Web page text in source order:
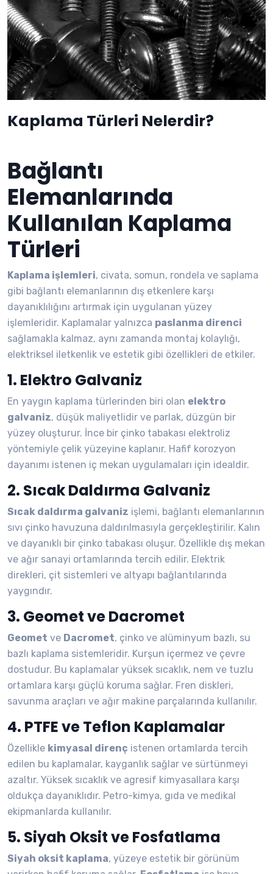
Kaplama Türleri Nelerdir?
Bağlantı
Elemanlarında
Kullanılan Kaplama
Türleri
Kaplama işlemleri, civata, somun, rondela ve saplama
gibi bağlantı elemanlarının dış etkenlere karşı
dayanıklılığını artırmak için uygulanan yüzey
işlemleridir. Kaplamalar yalnızca paslanma direnci
sağlamakla kalmaz, aynı zamanda montaj kolaylığı,
elektriksel iletkenlik ve estetik gibi özellikleri de etkiler.
1. Elektro Galvaniz
En yaygın kaplama türlerinden biri olan elektro
galvaniz, düşük maliyetlidir ve parlak, düzgün bir
yüzey oluşturur. İnce bir çinko tabakası elektroliz
yöntemiyle çelik yüzeyine kaplanır. Hafif korozyon
dayanımı istenen iç mekan uygulamaları için idealdir.
2. Sıcak Daldırma Galvaniz
Sıcak daldırma galvaniz işlemi, bağlantı elemanlarının
sıvı çinko havuzuna daldırılmasıyla gerçekleştirilir. Kalın
ve dayanıklı bir çinko tabakası oluşur. Özellikle dış mekan
ve ağır sanayi ortamlarında tercih edilir. Elektrik
direkleri, çit sistemleri ve altyapı bağlantılarında
yaygındır.
3. Geomet ve Dacromet
Geomet ve Dacromet, çinko ve alüminyum bazlı, su
bazlı kaplama sistemleridir. Kurşun içermez ve çevre
dostudur. Bu kaplamalar yüksek sıcaklık, nem ve tuzlu
ortamlara karşı güçlü koruma sağlar. Fren diskleri,
savunma araçları ve ağır makine parçalarında kullanılır.
4. PTFE ve Teflon Kaplamalar
Özellikle kimyasal direnç istenen ortamlarda tercih
edilen bu kaplamalar, kayganlık sağlar ve sürtünmeyi
azaltır. Yüksek sıcaklık ve agresif kimyasallara karşı
oldukça dayanıklıdır. Petro-kimya, gıda ve medikal
ekipmanlarda kullanılır.
5. Siyah Oksit ve Fosfatlama
Siyah oksit kaplama, yüzeye estetik bir görünüm